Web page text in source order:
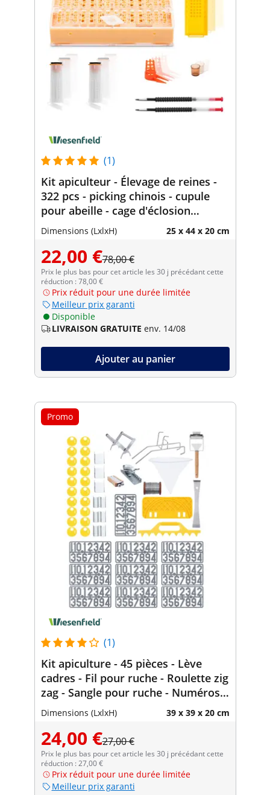
(1)
Kit apiculteur - Élevage de reines -
322 pcs - picking chinois - cupule
pour abeille - cage d'éclosion
"bigoudi"
Dimensions (LxlxH) 25 x 44 x 20 cm
22,00 €78,00 €
Prix le plus bas pour cet article les 30 j précédant cette
réduction : 78,00 €
Prix réduit pour une durée limitée
Meilleur prix garanti
Disponible
LIVRAISON GRATUITE env. 14/08
Ajouter au panier
Promo
(1)
Kit apiculture - 45 pièces - Lève
cadres - Fil pour ruche - Roulette zig
zag - Sangle pour ruche - Numéros -
Support de seau - Grattoir à miel
Dimensions (LxlxH) 39 x 39 x 20 cm
24,00 €27,00 €
Prix le plus bas pour cet article les 30 j précédant cette
réduction : 27,00 €
Prix réduit pour une durée limitée
Meilleur prix garanti